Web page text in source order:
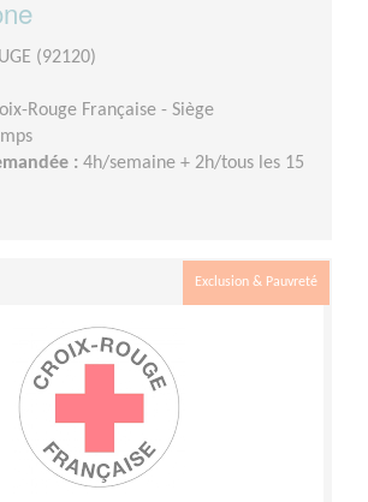
(92120)
Rouge Française - Siège
: 4h/semaine + 2h/tous les 15
Exclusion & Pauvreté